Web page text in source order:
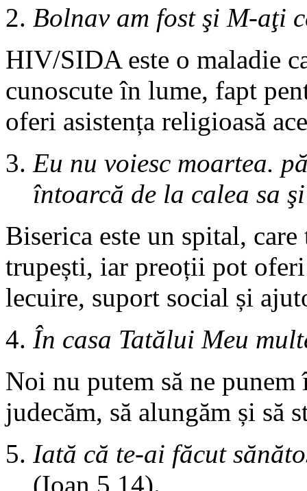
Bolnav am fost şi M-aţi
HIV/SIDA este o maladie
cunoscute în lume, fapt
oferi asistența religioasă
Eu nu voiesc moartea.
întoarcă de la calea sa
Biserica este un spital,
trupești, iar preoții pot
lecuire, suport social și
În casa Tatălui Meu
Noi nu putem să ne
judecăm, să alungăm și să
Iată că te-ai făcut
(Ioan 5,14).